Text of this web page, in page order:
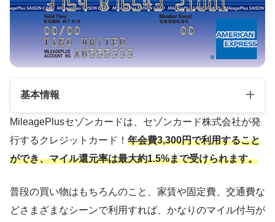
基本情報
年会費 3,300円
申し込み対象
18歳以上電話連絡可能な
方（高校生可）
MileagePlusセゾンカードは、セゾンカード株式会社が発
行するクレジットカード！ 年会費3,300円で利用すること
ができ、マイル還元率は最大約1.5%まで受けられます。
普段の買い物はもちろんのこと、家賃や固定費、交通費な
どさまざまなシーンで利用すれば、かなりのマイル付与が